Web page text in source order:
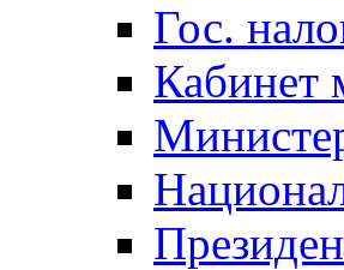
Гос.
Кабинет